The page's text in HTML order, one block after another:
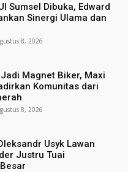
Sumsel Dibuka, Edward
Sinergi Ulama dan
8, 2026
Magnet Biker, Maxi
Komunitas dari
8, 2026
Usyk Lawan
Justru Tuai